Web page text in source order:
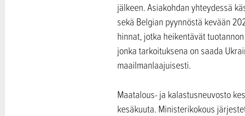
jälkeen. Asiakohdan yhteydessä
sekä Belgian pyynnöstä kevään
hinnat, jotka heikentävät
jonka tarkoituksena on saada
maailmanlaajuisesti.
Maatalous- ja kalastusneuvosto
kesäkuuta. Ministerikokous